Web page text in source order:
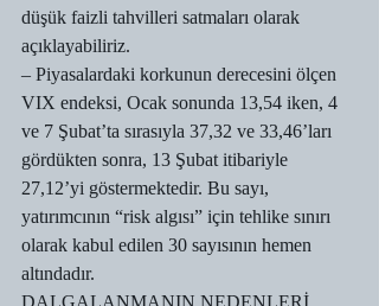
düşük faizli tahvilleri satmaları olarak
açıklayabiliriz.
– Piyasalardaki korkunun derecesini ölçen
VIX endeksi, Ocak sonunda 13,54 iken, 4
ve 7 Şubat’ta sırasıyla 37,32 ve 33,46’ları
gördükten sonra, 13 Şubat itibariyle
27,12’yi göstermektedir. Bu sayı,
yatırımcının “risk algısı” için tehlike sınırı
olarak kabul edilen 30 sayısının hemen
altındadır.
DALGALANMANIN NEDENLERİ